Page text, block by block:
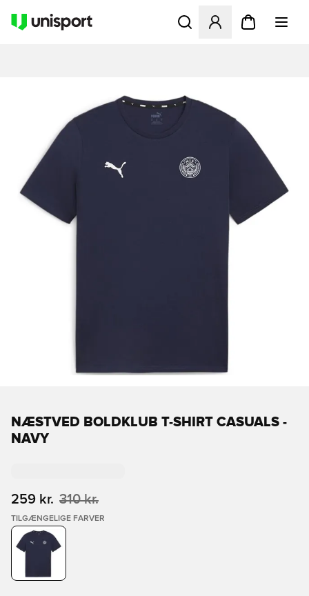
Åbner en Modal til at
NÆSTVED BOLDKLUB T-SHIRT CASUALS -
NAVY
259 kr. 310 kr.
TILGÆNGELIGE FARVER